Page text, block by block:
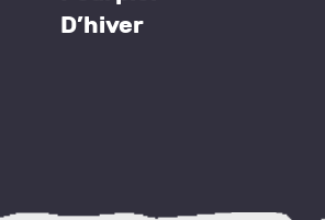
D’hiver